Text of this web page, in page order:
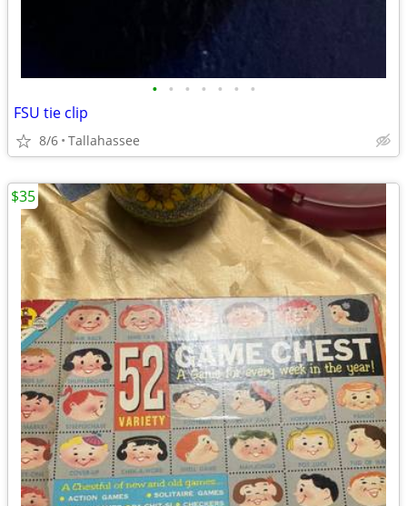
• • • • • • •
FSU tie clip
8/6 Tallahassee
$35